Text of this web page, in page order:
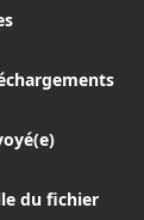
du fichier